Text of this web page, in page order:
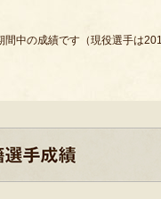
中の成績です（現役選手は